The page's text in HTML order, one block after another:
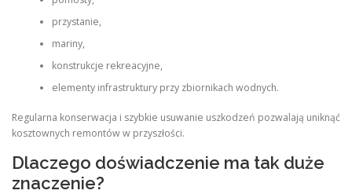
przystanie,
mariny,
konstrukcje rekreacyjne,
elementy infrastruktury przy zbiornikach wodnych.
Regularna konserwacja i szybkie usuwanie uszkodzeń pozwalają uniknąć
kosztownych remontów w przyszłości.
Dlaczego doświadczenie ma tak duże
znaczenie?